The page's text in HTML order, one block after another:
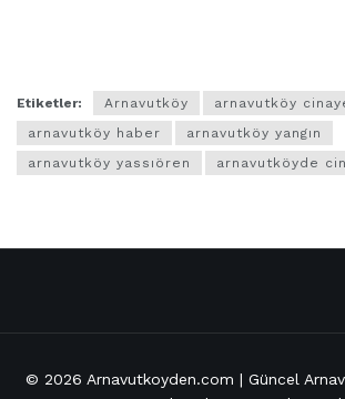
Etiketler: Arnavutköy
arnavutköy
arnavutköy haber
arnavutköy yangın
arnavutköy yassıören
arnavutköyde
© 2026 Arnavutkoyden.com | Güncel